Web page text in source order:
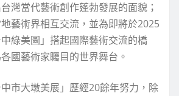
灣當代藝術創作蓬勃發展的面貌；
藝術界相互交流，並為即將於2025
綠美圖」搭起國際藝術交流的橋
國藝術家矚目的世界舞台。
市大墩美展」歷經20餘年努力，除